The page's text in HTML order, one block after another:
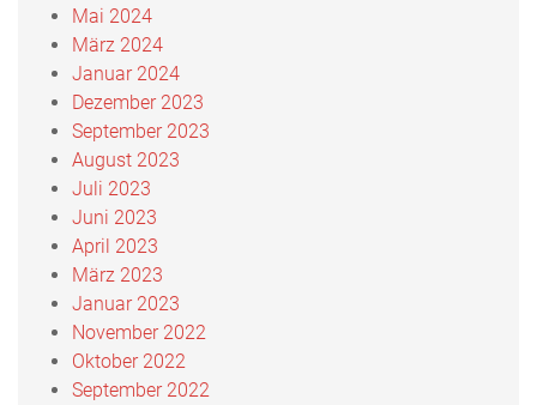
Mai 2024
März 2024
Januar 2024
Dezember 2023
September 2023
August 2023
Juli 2023
Juni 2023
April 2023
März 2023
Januar 2023
November 2022
Oktober 2022
September 2022